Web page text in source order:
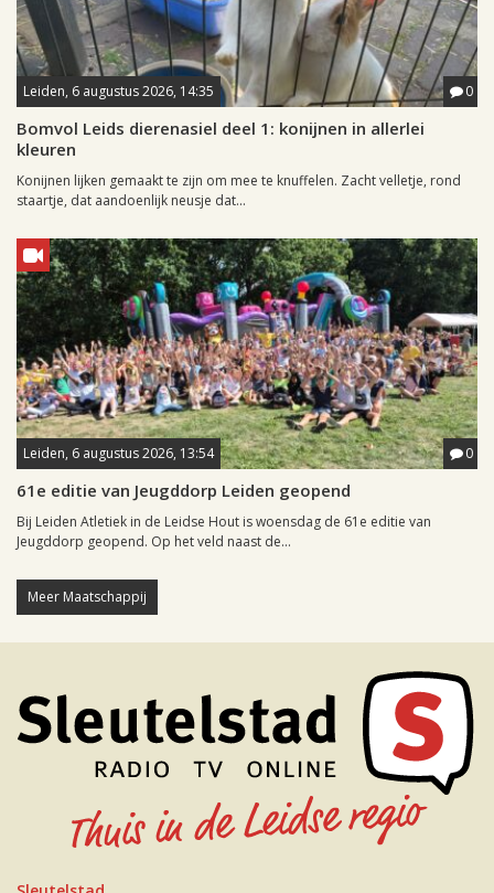
Leiden, 6 augustus 2026, 14:35 0
Bomvol Leids dierenasiel deel 1: konijnen in allerlei
kleuren
Konijnen lijken gemaakt te zijn om mee te knuffelen. Zacht velletje, rond
staartje, dat aandoenlijk neusje dat...
Leiden, 6 augustus 2026, 13:54 0
61e editie van Jeugddorp Leiden geopend
Bij Leiden Atletiek in de Leidse Hout is woensdag de 61e editie van
Jeugddorp geopend. Op het veld naast de...
Meer Maatschappij